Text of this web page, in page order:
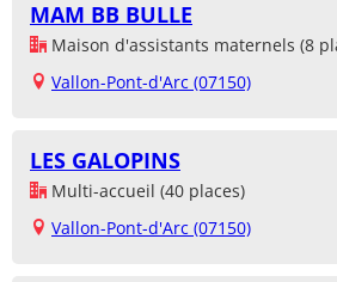
MAM BB BULLE
Maison d'assistants maternels (8
Vallon-Pont-d'Arc (07150)
LES GALOPINS
Multi-accueil (40 places)
Vallon-Pont-d'Arc (07150)